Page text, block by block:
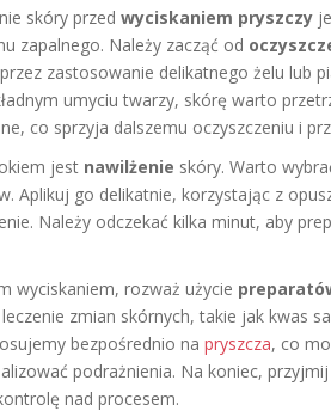
skóry przed wyciskaniem pryszczy
zapalnego. Należy zacząć od
zastosowanie delikatnego żelu lub
umyciu twarzy, skórę warto
co sprzyja dalszemu oczyszczeniu i
jest nawilżenie skóry. Warto
Aplikuj go delikatnie, korzystając z
Należy odczekać kilka minut, aby
wyciskaniem, rozważ użycie
zmian skórnych, takie jak kwas
bezpośrednio na pryszcza, co
podrażnienia. Na koniec,
nad procesem.